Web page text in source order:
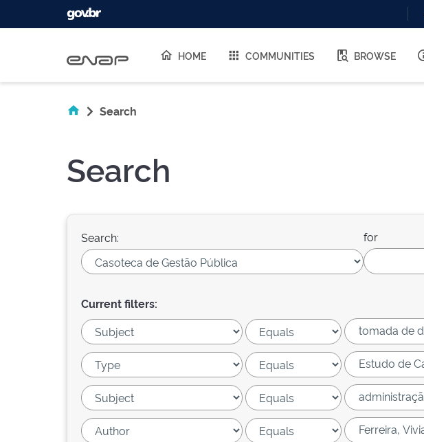
HOME COMMUNITIES BROWSE
Search
Search
Search: for
Current filters: